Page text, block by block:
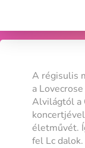
A régisulis
a
Alvilágtól a
életművét.
fel Lc dalok.